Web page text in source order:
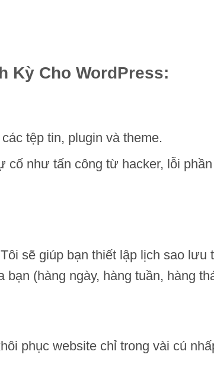
Kỳ Cho WordPress:
tệp tin, plugin và theme.
cố như tấn công từ hacker, lỗi
sẽ giúp bạn thiết lập lịch sao lưu
(hàng ngày, hàng tuần, hàng
phục website chỉ trong vài cú